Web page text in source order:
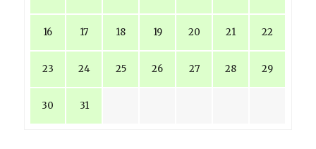
16 17 18 19 20 21 22
23 24 25 26 27 28 29
30 31